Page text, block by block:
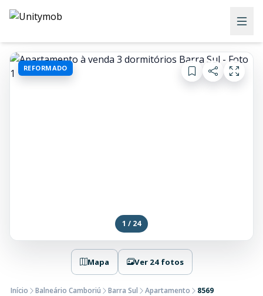
REFORMADO
1 / 24
Mapa Ver 24 fotos
Início Balneário Camboriú Barra Sul Apartamento 8569